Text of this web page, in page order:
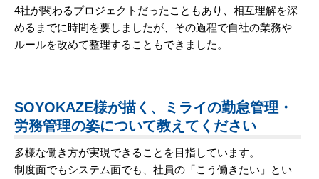
4社が関わるプロジェクトだったこともあり、相互理解を深
めるまでに時間を要しましたが、その過程で自社の業務や
ルールを改めて整理することもできました。
SOYOKAZE様が描く、ミライの勤怠管理・
労務管理の姿について教えてください
多様な働き方が実現できることを目指しています。
制度面でもシステム面でも、社員の「こう働きたい」とい